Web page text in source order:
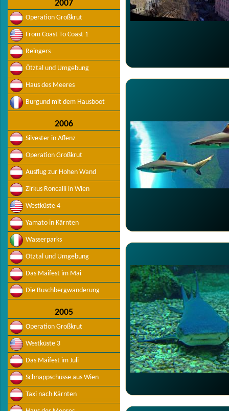
2007
Operation Großkrut
From Coast To Coast 1
Reingers
Ötztal und Umgebung
Haus des Meeres
Burgund mit dem Hausboot
2006
Silvester in Aflenz
Operation Großkrut
Ausflug zur Hohen Wand
Zirkus Roncalli in Wien
Westküste 4
Yamato in Kärnten
Wasserparks
Ötztal und Umgebung
Das Maifest im Mai
Die Buschbergwanderung
2005
Operation Großkrut
Westküste 3
Das Maifest im Juli
Schnappschüsse aus Wien
Taxi nach Kärnten